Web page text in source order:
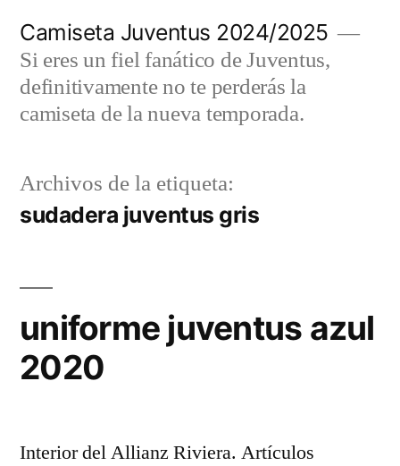
contenido
Camiseta Juventus 2024/2025
Si eres un fiel fanático de Juventus,
definitivamente no te perderás la
camiseta de la nueva temporada.
Archivos de la etiqueta:
sudadera juventus gris
uniforme juventus azul
2020
Interior del Allianz Riviera. Artículos